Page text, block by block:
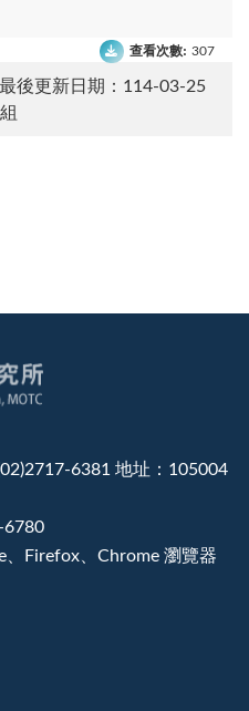
查看次數: 307
最後更新日期：114-03-25
6381 地址：105004
6780
、Firefox、Chrome 瀏覽器